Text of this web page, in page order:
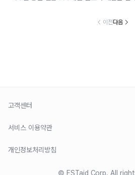
이전다음
고객센터
서비스 이용약관
개인정보처리방침
© ESTaid Corp. All